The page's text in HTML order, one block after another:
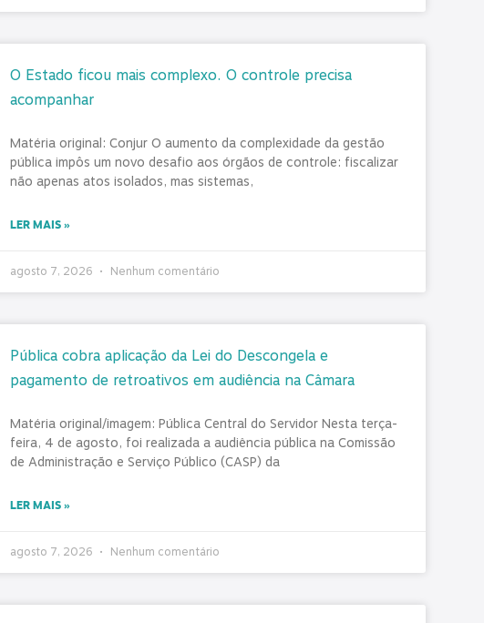
O Estado ficou mais complexo. O controle precisa
acompanhar
Matéria original: Conjur O aumento da complexidade da gestão
pública impôs um novo desafio aos órgãos de controle: fiscalizar
não apenas atos isolados, mas sistemas,
LER MAIS »
agosto 7, 2026 Nenhum comentário
Pública cobra aplicação da Lei do Descongela e
pagamento de retroativos em audiência na Câmara
Matéria original/imagem: Pública Central do Servidor Nesta terça-
feira, 4 de agosto, foi realizada a audiência pública na Comissão
de Administração e Serviço Público (CASP) da
LER MAIS »
agosto 7, 2026 Nenhum comentário